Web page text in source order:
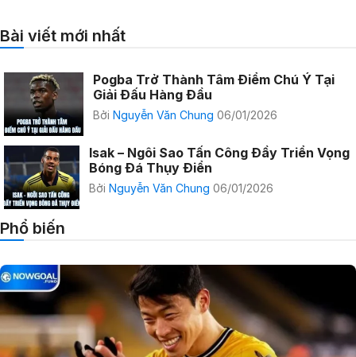
Bài viết mới nhất
Pogba Trở Thành Tâm Điểm Chú Ý Tại
Giải Đấu Hàng Đầu
Bởi Nguyễn Văn Chung 06/01/2026
Isak – Ngôi Sao Tấn Công Đầy Triển Vọng
Bóng Đá Thụy Điển
Bởi Nguyễn Văn Chung06/01/2026
Phổ biến